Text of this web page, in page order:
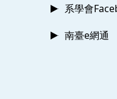
系學會
南臺e網通